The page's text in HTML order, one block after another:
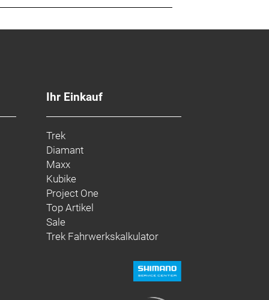
ohne die
verstellbarer Steuersatzwinkel,
Active Braking Pivot, UDH,
Ihr Einkauf
Trek
Diamant
Maxx
Kubike
Project One
Top Artikel
Sale
Trek Fahrwerkskalkulator